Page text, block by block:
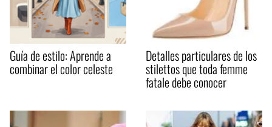
Guía de estilo: Aprende a
combinar el color celeste
Detalles particulares de los
stilettos que toda femme
fatale debe conocer